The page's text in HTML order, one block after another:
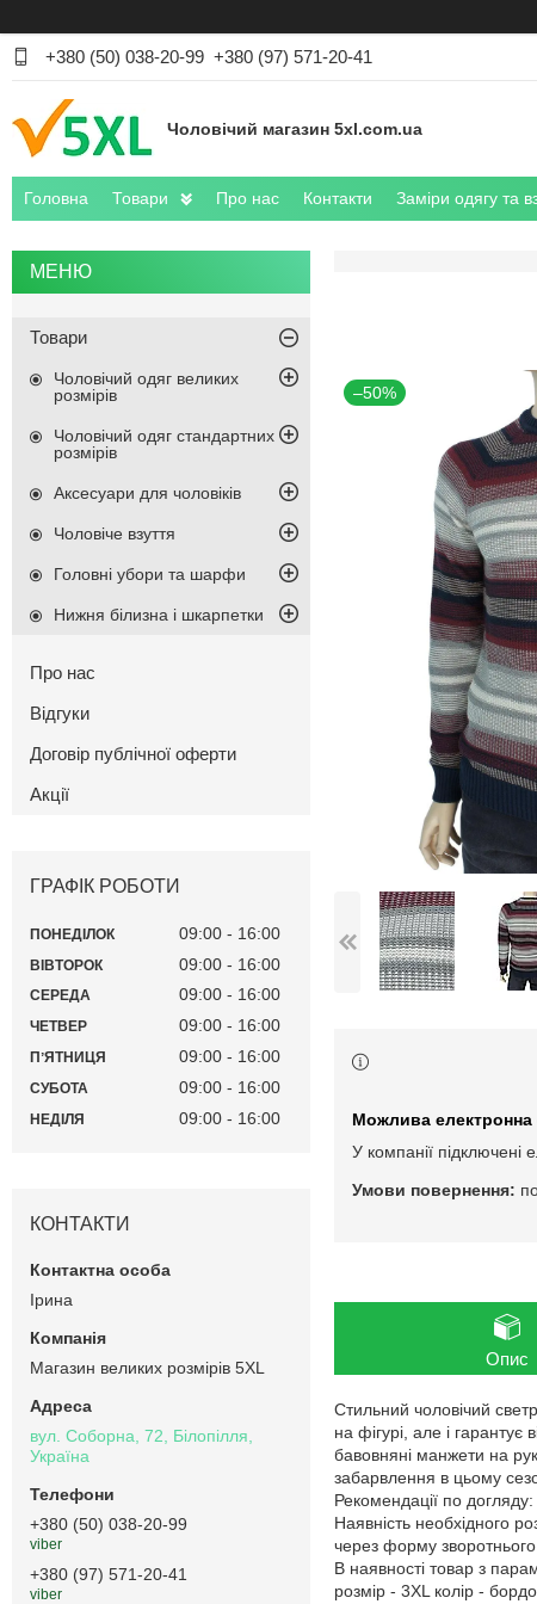
+380 (50) 038-20-99 +380 (97) 571-20-41
Чоловічий магазин 5xl.com.ua
Головна Товари Про нас Контакти Заміри одягу та
–50%
У компанії підключені
Опис
Стильний чоловічий
на фігурі, але і гарантує
бавовняні манжети на
забарвлення в цьому
Рекомендації по
Наявність необхідного
через форму зворотнього
В наявності товар з
розмір - 3XL колір -
Товари
Чоловічий одяг великих
розмірів
Чоловічий одяг стандартних
розмірів
Аксесуари для чоловіків
Чоловіче взуття
Головні убори та шарфи
Нижня білизна і шкарпетки
Про нас
Відгуки
Договір публічної оферти
Акції
ГРАФІК РОБОТИ
ПОНЕДІЛОК 09:00 16:00
ВІВТОРОК 09:00 16:00
СЕРЕДА 09:00 16:00
ЧЕТВЕР 09:00 16:00
ПʼЯТНИЦЯ 09:00 16:00
СУБОТА 09:00 16:00
НЕДІЛЯ 09:00 16:00
КОНТАКТИ
Ірина
Магазин великих розмірів 5XL
вул. Соборна, 72, Білопілля,
Україна
+380 (50) 038-20-99
viber
+380 (97) 571-20-41
viber